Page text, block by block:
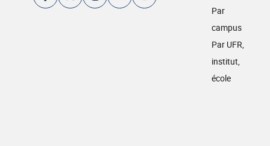
Par
campus
Par UFR,
institut,
école